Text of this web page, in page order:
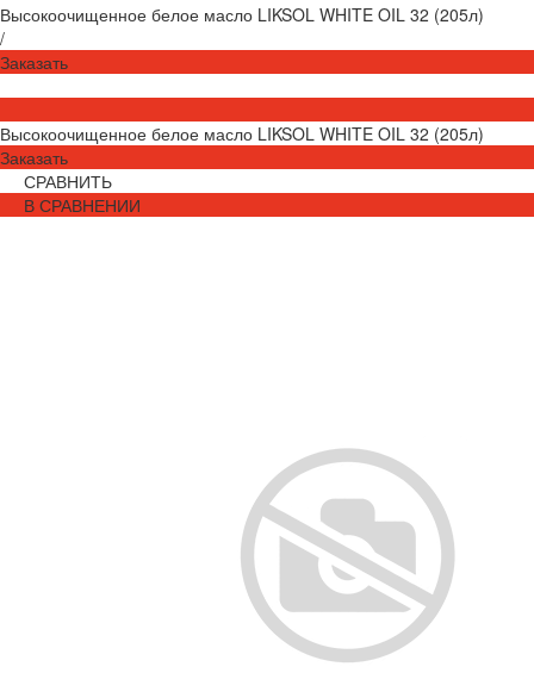
Высокоочищенное белое масло LIKSOL WHITE OIL 32 (205л)
/
Заказать
Высокоочищенное белое масло LIKSOL WHITE OIL 32 (205л)
Заказать
СРАВНИТЬ
В СРАВНЕНИИ